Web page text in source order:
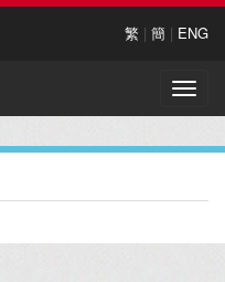
繁 | 簡 | ENG
Toggle